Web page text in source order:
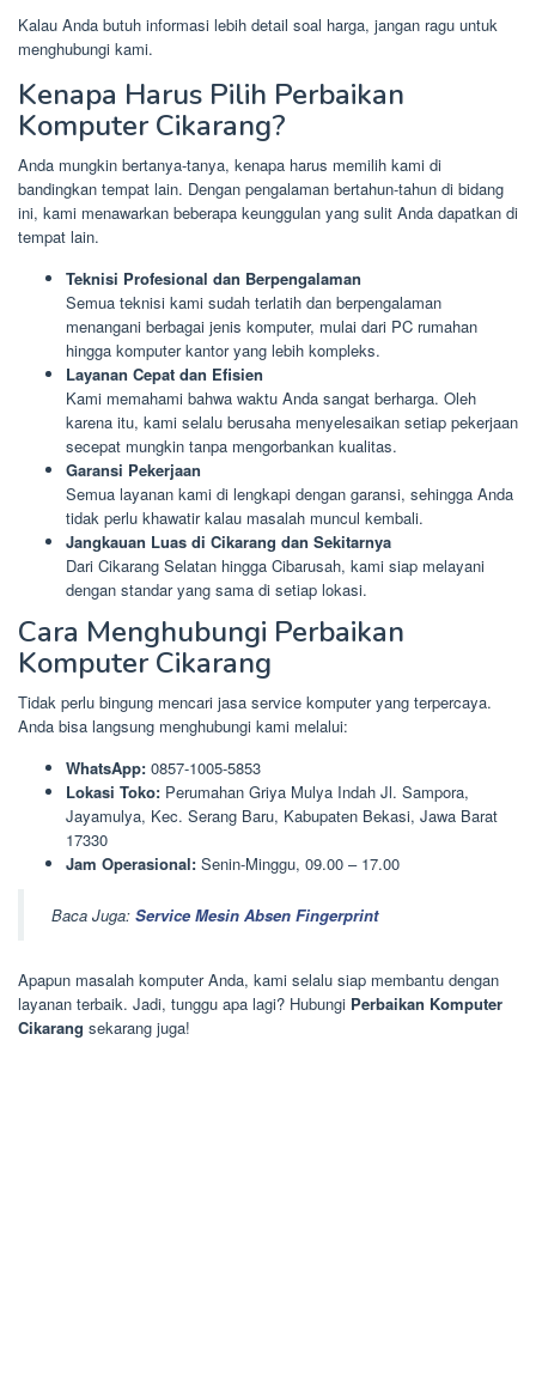
Kalau Anda butuh informasi lebih detail soal harga, jangan ragu untuk
menghubungi kami.
Kenapa Harus Pilih Perbaikan
Komputer Cikarang?
Anda mungkin bertanya-tanya, kenapa harus memilih kami di
bandingkan tempat lain. Dengan pengalaman bertahun-tahun di bidang
ini, kami menawarkan beberapa keunggulan yang sulit Anda dapatkan di
tempat lain.
Teknisi Profesional dan Berpengalaman
Semua teknisi kami sudah terlatih dan berpengalaman
menangani berbagai jenis komputer, mulai dari PC rumahan
hingga komputer kantor yang lebih kompleks.
Layanan Cepat dan Efisien
Kami memahami bahwa waktu Anda sangat berharga. Oleh
karena itu, kami selalu berusaha menyelesaikan setiap pekerjaan
secepat mungkin tanpa mengorbankan kualitas.
Garansi Pekerjaan
Semua layanan kami di lengkapi dengan garansi, sehingga Anda
tidak perlu khawatir kalau masalah muncul kembali.
Jangkauan Luas di Cikarang dan Sekitarnya
Dari Cikarang Selatan hingga Cibarusah, kami siap melayani
dengan standar yang sama di setiap lokasi.
Cara Menghubungi Perbaikan
Komputer Cikarang
Tidak perlu bingung mencari jasa service komputer yang terpercaya.
Anda bisa langsung menghubungi kami melalui:
WhatsApp: 0857-1005-5853
Lokasi Toko: Perumahan Griya Mulya Indah Jl. Sampora,
Jayamulya, Kec. Serang Baru, Kabupaten Bekasi, Jawa Barat
17330
Jam Operasional: Senin-Minggu, 09.00 – 17.00
Baca Juga: Service Mesin Absen Fingerprint
Apapun masalah komputer Anda, kami selalu siap membantu dengan
layanan terbaik. Jadi, tunggu apa lagi? Hubungi Perbaikan Komputer
Cikarang sekarang juga!